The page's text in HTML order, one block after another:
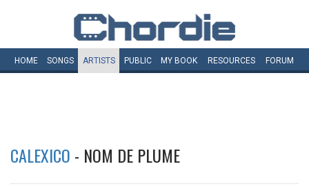
HOME SONGS ARTISTS PUBLIC MY BOOK RESOURCES FORUM
CALEXICO - NOM DE PLUME